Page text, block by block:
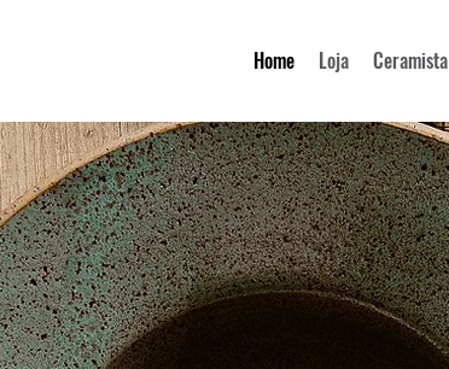
Home Loja Ceramista